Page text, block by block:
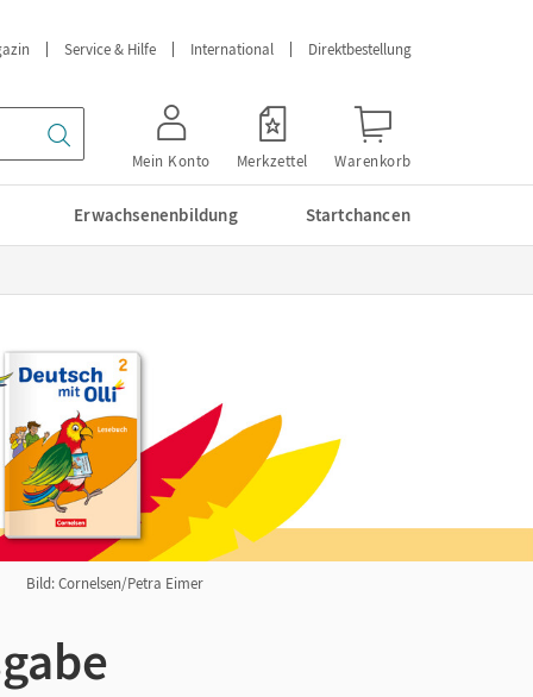
Service & Hilfe International Direktbestellung
Mein Konto Merkzettel Warenkorb
Erwachsenenbildung Startchancen
Bild: Cornelsen/Petra Eimer